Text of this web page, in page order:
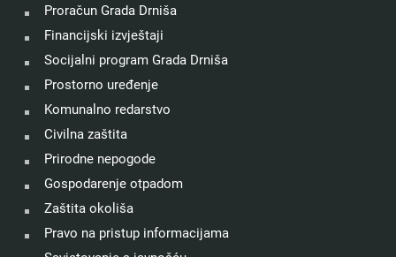
Proračun Grada Drniša
Financijski izvještaji
Socijalni program Grada Drniša
Prostorno uređenje
Komunalno redarstvo
Civilna zaštita
Prirodne nepogode
Gospodarenje otpadom
Zaštita okoliša
Pravo na pristup informacijama